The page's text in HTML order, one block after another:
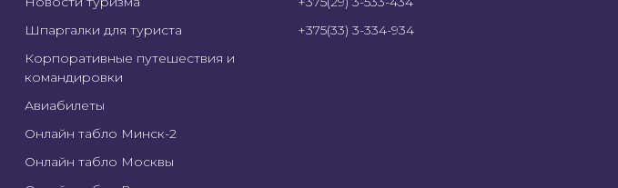
Шпаргалки для туриста
Корпоративные путешествия и
командировки
Авиабилеты
Онлайн табло Минск-2
Онлайн табло Москвы
+375(33) 3-334-934